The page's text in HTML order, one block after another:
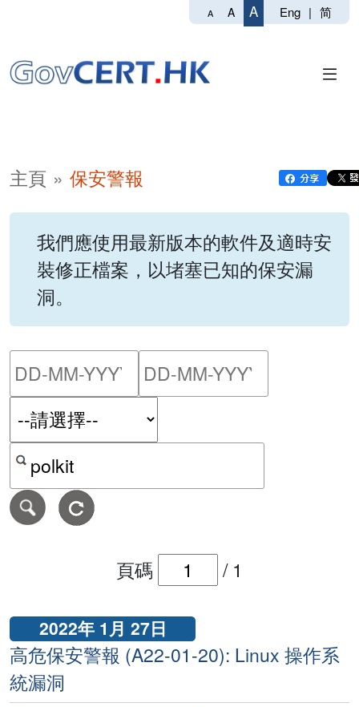
A A A Eng | 简
主頁 保安警報
我們應使用最新版本的軟件及適時安
裝修正檔案，以堵塞已知的保安漏
洞。
請輸入搜尋日期範圍的開
按關鍵字或 CVE ID 搜尋保安警報
頁碼 / 1
2022年 1月 27日
高危保安警報 (A22-01-20): Linux 操作系
統漏洞